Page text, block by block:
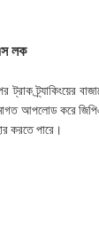
লক
ট্রাক
আপলোড করে
করতে পারে।